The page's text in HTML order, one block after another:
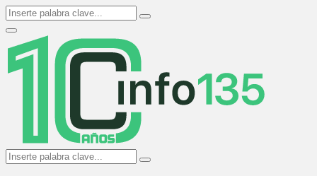
Search
for:
Search
Primary
Menu
Search
for:
Search